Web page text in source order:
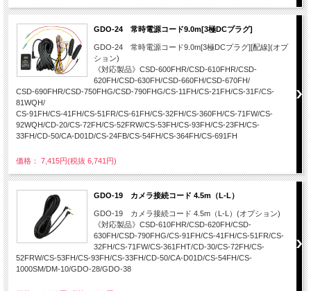
GDO-24 常時電源コード9.0m[3極DCプラグ]
GDO-24 常時電源コード9.0m[3極DCプラグ][配線](オプ
ション)
《対応製品》CSD-600FHR/CSD-610FHR/CSD-
620FH/CSD-630FH/CSD-660FH/CSD-670FH/
CSD-690FHR/CSD-750FHG/CSD-790FHG/CS-11FH/CS-21FH/CS-31F/CS-
81WQH/
CS-91FH/CS-41FH/CS-51FR/CS-61FH/CS-32FH/CS-360FH/CS-71FW/CS-
92WQH/CD-20/CS-72FH/CS-52FRW/CS-53FH/CS-93FH/CS-23FH/CS-
33FH/CD-50/CA-D01D/CS-24FB/CS-54FH/CS-364FH/CS-691FH
価格： 7,415円(税抜 6,741円)
GDO-19 カメラ接続コード 4.5m（L-L）
GDO-19 カメラ接続コード 4.5m（L-L）(オプション)
《対応製品》CSD-610FHR/CSD-620FH/CSD-
630FH/CSD-790FHG/CS-91FH/CS-41FH/CS-51FR/CS-
32FH/CS-71FW/CS-361FHT/CD-30/CS-72FH/CS-
52FRW/CS-53FH/CS-93FH/CS-33FH/CD-50/CA-D01D/CS-54FH/CS-
1000SM/DM-10/GDO-28/GDO-38